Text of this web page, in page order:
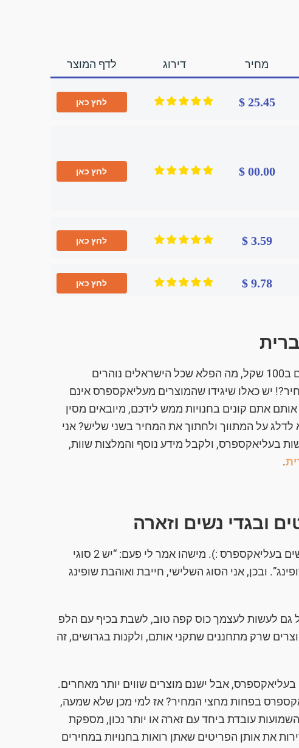
מחיר דירוג לדף המוצר
25.45 $ לחץ כאן
00.00 $ לחץ כאן
3.59 $ לחץ כאן
9.78 $ לחץ כאן
כשמוכרים תחפושות בארץ במחירים שמתחילים ב100 שקל, מה הפלא שכל הישראלים נוהרים
יש כאלו שיגידו שהמוצרים מעליאקספרס אינם
אתם קונים בחנויות ממש לידכם, מיובאים מסין
על המתווך ולחתוך את המחיר בשני שליש? אני
בעליאקספרס, ולקבל מידע נוסף והמלצות שוות,
.
ובגדי נשים וזארה
עוד נושא חביב עליי במיוחד הוא כמובן מוצרי נשים בעליאקספרס :). מישהו אמר לי פעם: “יש 2 סוגי
ובכן, אני הסוג השלישי, חייבת ואוהבת שופינג
גם לעשות לעצמך כוס קפה טוב, לשבת בכיף עם הלפ
שרק מתחננים שתקני אותם, ולקנות בגרושים, זה
אבל ישנם מוצרים שווים יותר מאחרים.
בפחות מחצי המחיר? אז למי מכן שלא שמעה,
עובדת ביחד עם זארה או יותר נכון, מספקת
את אותן הפריטים שאתן רואות בחנויות במחירים